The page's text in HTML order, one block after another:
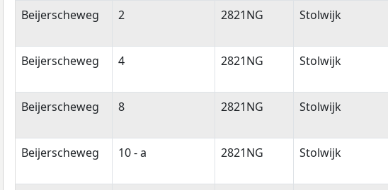
Straatnaam
Huisnummer Postcode Woonplaats
Beijerscheweg 2 2821NG Stolwijk
Beijerscheweg 4 2821NG Stolwijk
Beijerscheweg 8 2821NG Stolwijk
Beijerscheweg 10 - a 2821NG Stolwijk